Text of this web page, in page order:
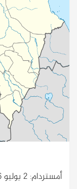
أمستردام: 2 يوليو 2026 – راديو دبنقا